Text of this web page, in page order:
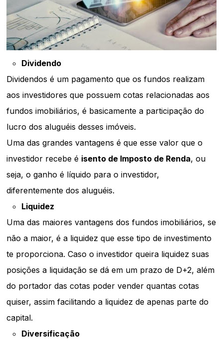
Dividendo
Dividendos é um pagamento que os fundos realizam
aos investidores que possuem cotas relacionadas aos
fundos imobiliários, é basicamente a participação do
lucro dos aluguéis desses imóveis.
Uma das grandes vantagens é que esse valor que o
investidor recebe é isento de Imposto de Renda, ou
seja, o ganho é líquido para o investidor,
diferentemente dos aluguéis.
Liquidez
Uma das maiores vantagens dos fundos imobiliários, se
não a maior, é a liquidez que esse tipo de investimento
te proporciona. Caso o investidor queira liquidez suas
posições a liquidação se dá em um prazo de D+2, além
do portador das cotas poder vender quantas cotas
quiser, assim facilitando a liquidez de apenas parte do
capital.
Diversificação